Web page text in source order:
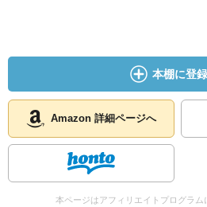
本棚に登
Amazon 詳細ページへ
本ページはアフィリエイトプログラム